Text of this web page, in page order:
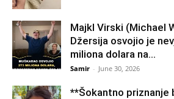
Majkl Virski (Michael
Džersija osvojio je
miliona dolara na...
Samir - June 30, 2026
**Šokantno priznanje